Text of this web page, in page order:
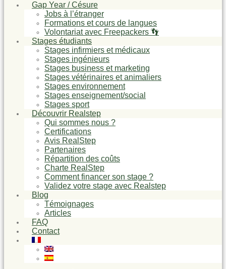
Gap Year / Césure
Jobs à l’étranger
Formations et cours de langues
Volontariat avec Freepackers 👣
Stages étudiants
Stages infirmiers et médicaux
Stages ingénieurs
Stages business et marketing
Stages vétérinaires et animaliers
Stages environnement
Stages enseignement/social
Stages sport
Découvrir Realstep
Qui sommes nous ?
Certifications
Avis RealStep
Partenaires
Répartition des coûts
Charte RealStep
Comment financer son stage ?
Validez votre stage avec Realstep
Blog
Témoignages
Articles
FAQ
Contact